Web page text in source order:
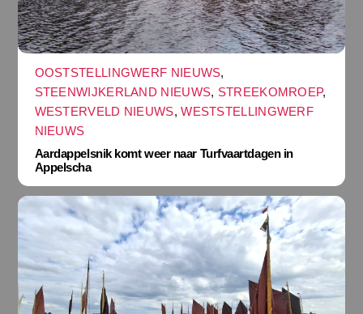
OOSTSTELLINGWERF NIEUWS,
STEENWIJKERLAND NIEUWS, STREEKOMROEP,
WESTERVELD NIEUWS,WESTSTELLINGWERF
NIEUWS
Aardappelsnik komt weer naar Turfvaartdagen in
Appelscha